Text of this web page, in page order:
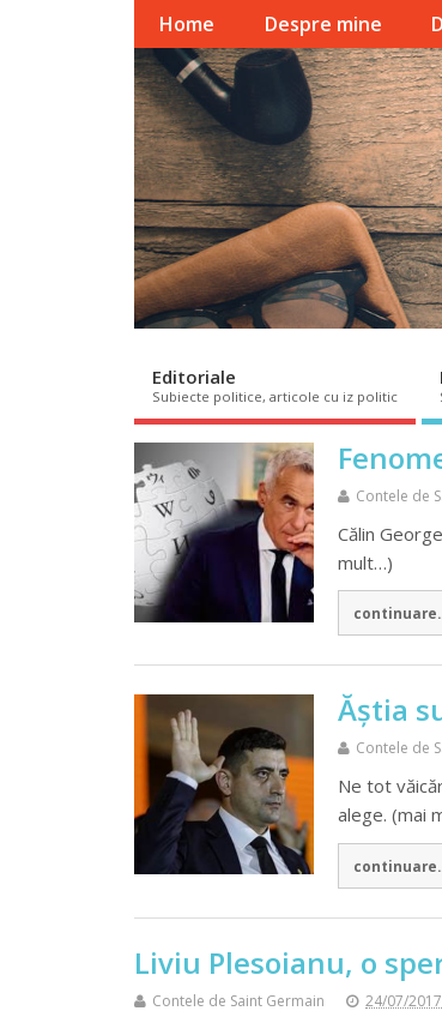
Home Despre mine
Editoriale
Subiecte politice, articole cu iz politic
Contele de
Călin
mult…)
Ăştia
Contele de
Ne tot
alege. (mai
Liviu Plesoianu, o
Contele de Saint Germain 24/07/2017